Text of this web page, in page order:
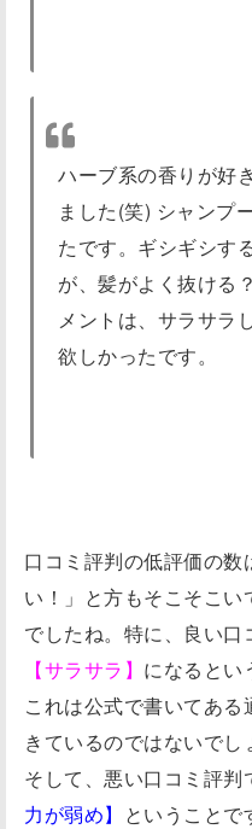
ハーブ系の香りが好
ました(笑) シャンプ
たです。ギシギシす
が、髪がよく抜ける
メントは、サラサラ
欲しかったです。
口コミ評判の低評価の
い！」と方もそこそこ
でしたね。特に、良い
【サラサラ】 になるとい
これは公式で書いてあ
きているのではないでし
そして、悪い口コミ評判
力が弱め】 ということで